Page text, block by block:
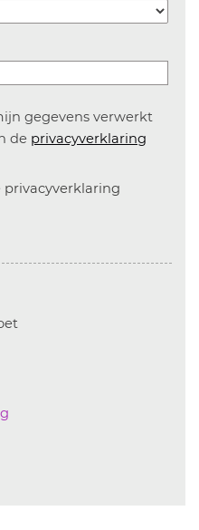
gegevens verwerkt
de privacyverklaring
privacyverklaring